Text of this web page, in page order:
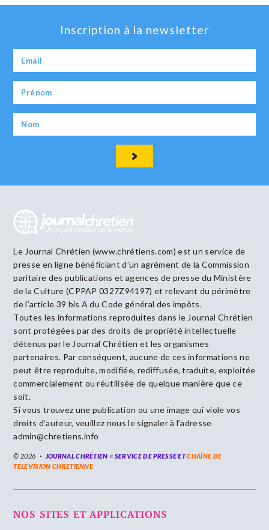
Inscription à la newsletter
Le Journal Chrétien (www.chrétiens.com) est un service de
presse en ligne bénéficiant d’un agrément de la Commission
paritaire des publications et agences de presse du Ministère
de la Culture (CPPAP 0327Z94197) et relevant du périmètre
de l’article 39 bis A du Code général des impôts.
Toutes les informations reproduites dans le Journal Chrétien
sont protégées par des droits de propriété intellectuelle
détenus par le Journal Chrétien et les organismes
partenaires. Par conséquent, aucune de ces informations ne
peut être reproduite, modifiée, rediffusée, traduite, exploitée
commercialement ou réutilisée de quelque manière que ce
soit.
Si vous trouvez une publication ou une image qui viole vos
droits d’auteur, veuillez nous le signaler à l’adresse
admin@chretiens.info
© 2026 JOURNAL CHRÉTIEN = SERVICE DE PRESSE ETCHAÎNE DE
TELEVISION CHRETIENNE
NOS SITES ET APPLICATIONS